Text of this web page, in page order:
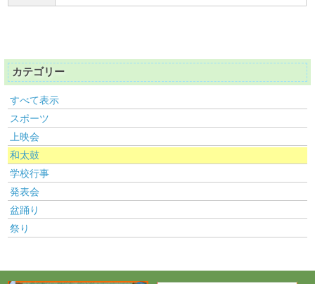
カテゴリー
すべて表示
スポーツ
上映会
和太鼓
学校行事
発表会
盆踊り
祭り